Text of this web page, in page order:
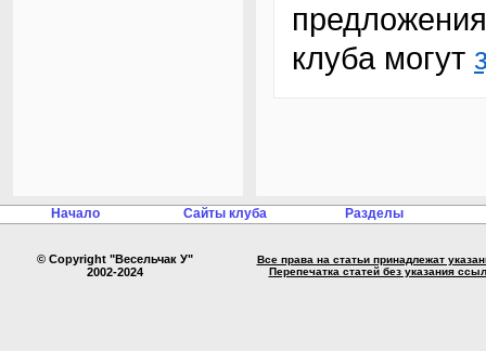
клуба могут
Начало Сайты клуба Разделы
© Copyright "Весельчак У"
2002-2024
Все права на статьи принадлежат
Перепечатка статей без указания